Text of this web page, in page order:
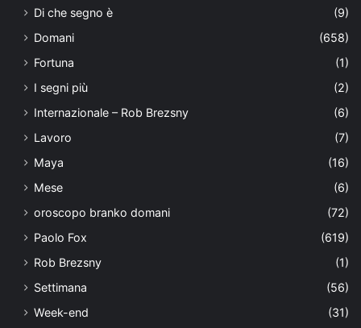
Di che segno è
(9)
Domani
(658)
Fortuna
(1)
I segni più
(2)
Internazionale – Rob Brezsny
(6)
Lavoro
(7)
Maya
(16)
Mese
(6)
oroscopo branko domani
(72)
Paolo Fox
(619)
Rob Brezsny
(1)
Settimana
(56)
Week-end
(31)